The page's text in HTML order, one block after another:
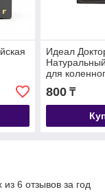
Идеал
для
800₸
6 отзывов за год